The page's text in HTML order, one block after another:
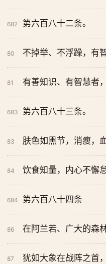
682 第六百八十二条。
80 不掉举、不浮躁，有
81 有善知识、有智慧者
683 第六百八十三条。
83 肤色如黑节，消瘦，
84 饮食知量，内心不懈
684 第六百八十四条
86 在阿兰若、广大的森
87 犹如大象在战阵之首